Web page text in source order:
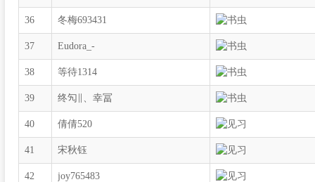
36 冬梅693431
37 Eudora_-
38 等待1314
39 终勼∥、幸冨
40 倩倩520
41 宋秋钰
42 joy765483